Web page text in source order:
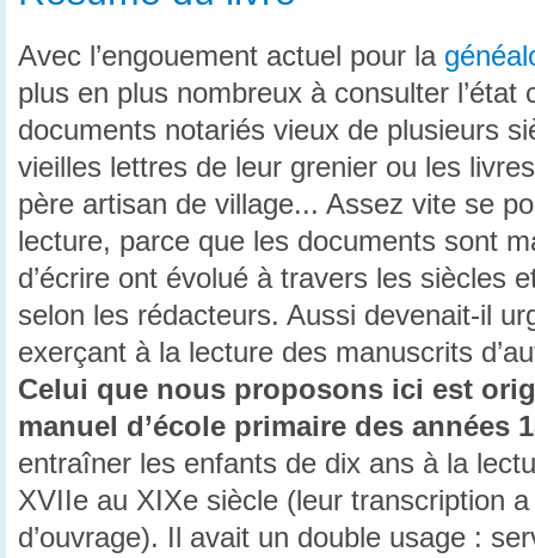
Avec l’engouement actuel pour la
plus en plus nombreux à consulter
documents notariés vieux de plusieurs
vieilles lettres de leur grenier ou les
père artisan de village... Assez vite se
lecture, parce que les documents sont
d’écrire ont évolué à travers les siècles
selon les rédacteurs. Aussi devenait-il
exerçant à la lecture des manuscrits
Celui que nous proposons ici est
manuel d’école primaire des années
entraîner les enfants de dix ans à la
XVIIe au XIXe siècle (leur transcription
d’ouvrage). Il avait un double usage :